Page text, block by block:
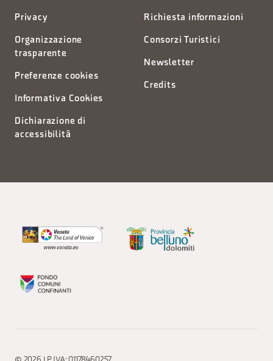
Privacy
Organizzazione
trasparente
Preferenze cookies
Informativa Cookies
Dichiarazione di
accessibilità
Richiesta informazioni
Consorzi Turistici
Newsletter
Credits